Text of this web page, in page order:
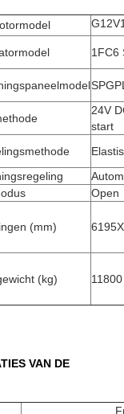
1FC6
24V
start
Open
(mm)
(kg) 11800
VAN DE